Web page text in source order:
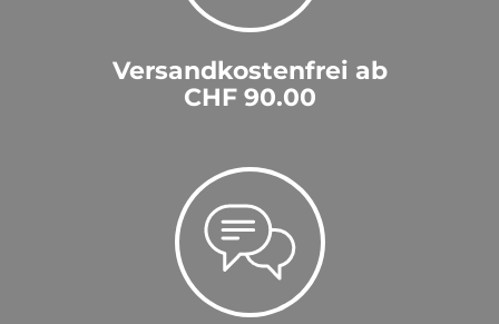
Versandkostenfrei ab
CHF 90.00